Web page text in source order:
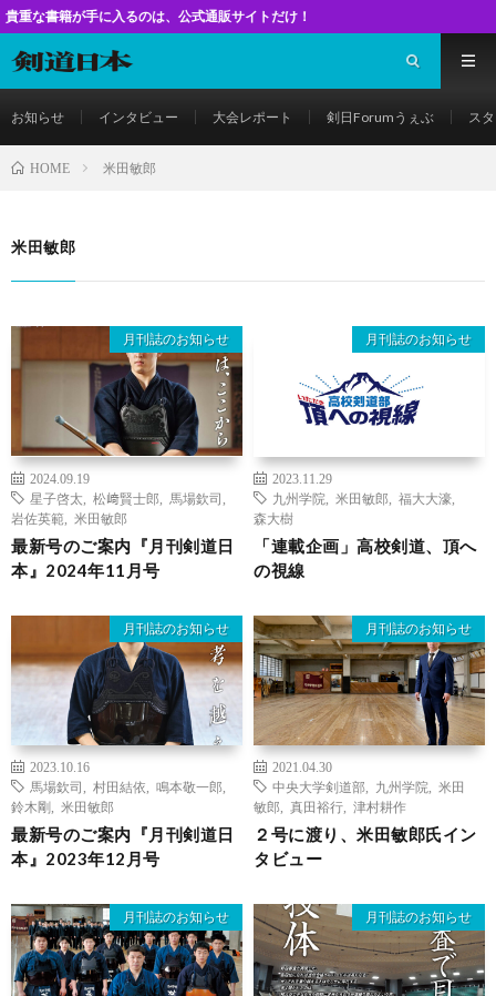
入るのは、公式通販サイトだけ！
お知らせ インタビュー 大会レポート 剣日Forumうぇぶ ス
HOME 米田敏郎
米田敏郎
月刊誌のお知らせ
2024.09.19
星子啓太
松﨑賢士郎 馬場欽司
岩佐英範
米田敏郎
最新号のご案内『月刊剣道日
本』2024年11月号
月刊誌のお知らせ
2023.11.29
九州学院
米田敏郎 福大大濠
森大樹
「連載企画」高校剣道、頂へ
の視線
月刊誌のお知らせ
2023.10.16
馬場欽司
村田結依 鳴本敬一郎
鈴木剛
米田敏郎
最新号のご案内『月刊剣道日
本』2023年12月号
月刊誌のお知らせ
2021.04.30
中央大学剣道部
九州学院
米田
敏郎
真田裕行 津村耕作
２号に渡り、米田敏郎氏イン
タビュー
月刊誌のお知らせ 月刊誌のお知らせ